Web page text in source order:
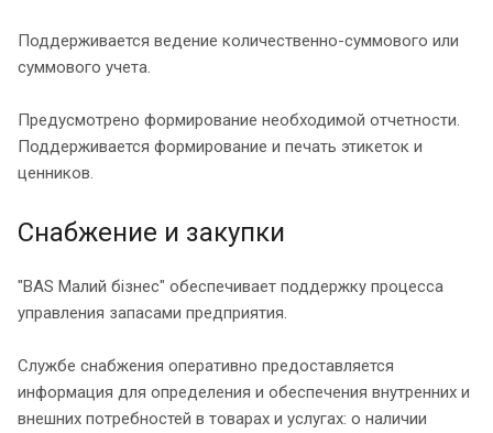
Поддерживается ведение количественно-суммового или
суммового учета.
Предусмотрено формирование необходимой отчетности.
Поддерживается формирование и печать этикеток и
ценников.
Снабжение и закупки
"BAS Малий бізнес" обеспечивает поддержку процесса
управления запасами предприятия.
Службе снабжения оперативно предоставляется
информация для определения и обеспечения внутренних и
внешних потребностей в товарах и услугах: о наличии